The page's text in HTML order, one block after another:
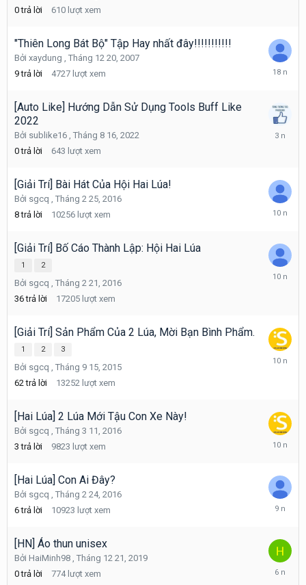
0 trả lời 610 lượt xem
"Thiên Long Bát Bộ" Tập Hay nhất đây!!!!!!!!!!!
Bởi xaydung
Tháng 12 20, 2007
9 trả lời 4727 lượt xem
Tháng
2008
[Auto Like] Hướng Dẫn Sử Dụng Tools Buff Like
2022
Bởi sublike16 Tháng 8 16, 2022
0 trả lời 643 lượt xem
Tháng
[Giải Trí] Bài Hát Của Hội Hai Lúa!
Bởi sgcq
Tháng 2 25, 2016
8 trả lời 10256 lượt xem
Tháng
2016
[Giải Trí] Bố Cáo Thành Lập: Hội Hai Lúa
1 2
Bởi sgcq
Tháng 2 21, 2016
36 trả lời 17205 lượt xem
Tháng
[Giải Trí] Sản Phẩm Của 2 Lúa, Mời Bạn Bình Phẩm.
1 2 3
Bởi sgcq
Tháng 9 15, 2015
62 trả lời 13252 lượt xem
Tháng
[Hai Lúa] 2 Lúa Mới Tậu Con Xe Này!
Bởi sgcq
Tháng 3 11, 2016
3 trả lời 9823 lượt xem
Tháng
2016
[Hai Lúa] Con Ai Đây?
Bởi sgcq
Tháng 2 24, 2016
6 trả lời 10923 lượt xem
Tháng
2016
[HN] Áo thun unisex
Bởi HaiMinh98 Tháng 12 21, 2019
0 trả lời 774 lượt xem
Tháng